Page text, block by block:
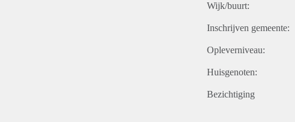
Wijk/buurt:
Inschrijven gemeente:
Opleverniveau:
Huisgenoten:
Bezichtiging